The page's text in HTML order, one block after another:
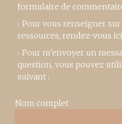
formulaire de
Pour vous renseigner
ressources, rendez-vous ici
Pour m’envoyer un
question, vous pouvez
suivant :
Nom complet